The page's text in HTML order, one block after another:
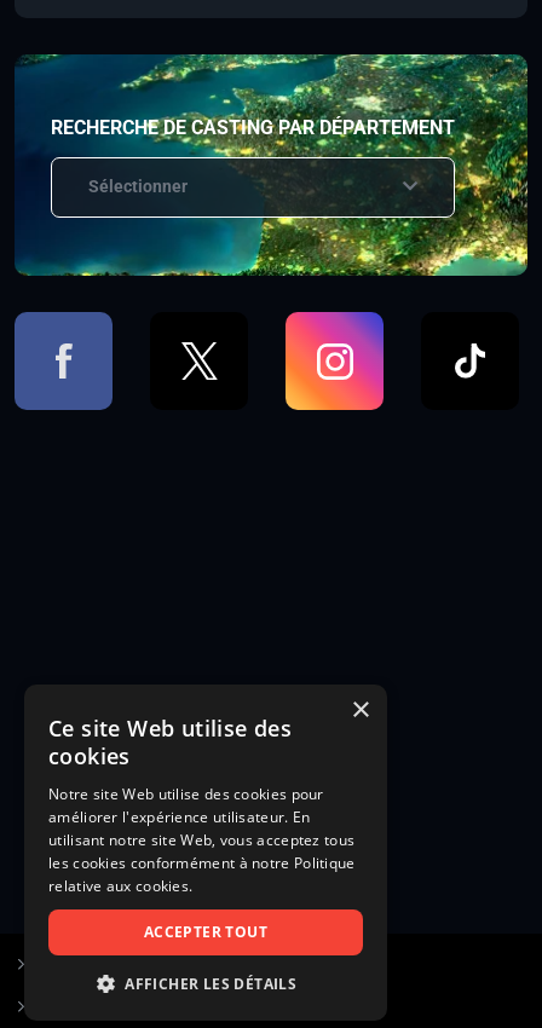
RECHERCHE DE CASTING PAR DÉPARTEMENT
Sélectionner
×
Ce site Web utilise des
cookies
Notre site Web utilise des cookies pour
améliorer l'expérience utilisateur. En
utilisant notre site Web, vous acceptez tous
les cookies conformément à notre Politique
relative aux cookies.
ACCEPTER TOUT
AFFICHER LES DÉTAILS